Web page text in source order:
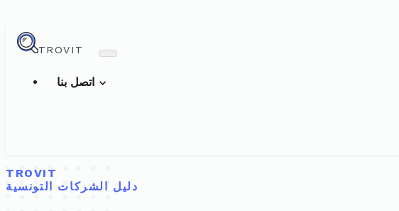
TROVIT
TROVIT
دليل الشركات التونسية